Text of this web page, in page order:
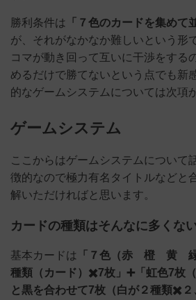
勝利条件は 「７色のカードを集めて
が、それがなかなか難しいという形
コマが動き回って互いに干渉をする
めるだけで勝てないという点でも新
的なゲームシステムについては次項
ゲームシステム
ここからはゲームシステムについて
徴的なので極力有名タイトルなどと
解いただければと思います。
カードの種類はそんなに多くな
基本カードは
「７色（赤 橙 黄
種類（カード）✖️7枚」➕「虹色7枚
と黒を合わせて7枚（白が２種類✖️２